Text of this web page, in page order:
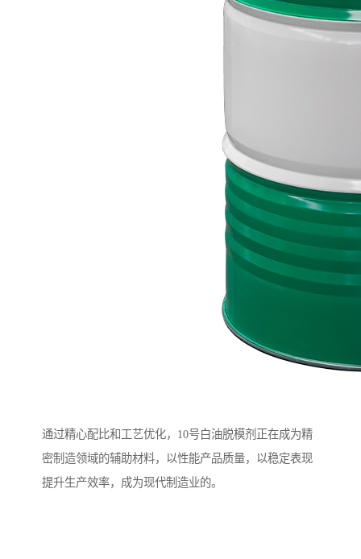
通过精心配比和工艺优化，10号白油脱模剂正在成为精
密制造领域的辅助材料，以性能产品质量，以稳定表现
提升生产效率，成为现代制造业的。